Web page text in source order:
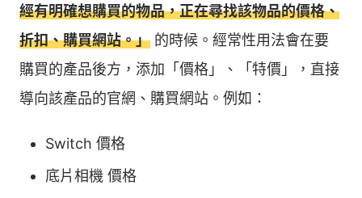
經有明確想購買的物品，正在尋找該物品的價格、
折扣、購買網站。」 的時候。經常性用法會在要
購買的產品後方，添加「價格」、「特價」，直接
導向該產品的官網、購買網站。例如：
Switch 價格
底片相機 價格